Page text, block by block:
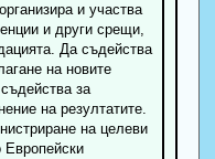
и участва
и други срещи,
Да съдейства
на новите
за
на резултатите.
на целеви